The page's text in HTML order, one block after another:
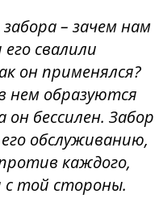
– зачем нам
свалили
он применялся?
нем образуются
бессилен. Забор
обслуживанию,
каждого,
той стороны.